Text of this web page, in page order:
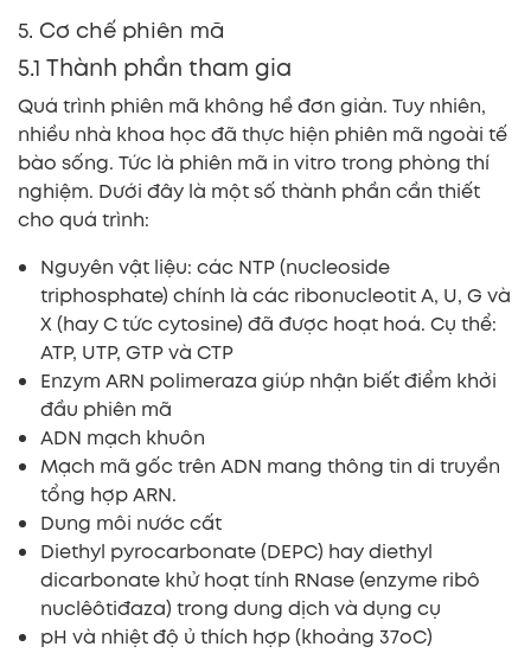
5. Cơ chế phiên mã
5.1 Thành phần tham gia
Quá trình phiên mã không hề đơn giản. Tuy nhiên,
nhiều nhà khoa học đã thực hiện phiên mã ngoài tế
bào sống. Tức là phiên mã in vitro trong phòng thí
nghiệm. Dưới đây là một số thành phần cần thiết
cho quá trình:
Nguyên vật liệu: các NTP (nucleoside
triphosphate) chính là các ribonucleotit A, U, G và
X (hay C tức cytosine) đã được hoạt hoá. Cụ thể:
ATP, UTP, GTP và CTP
Enzym ARN polimeraza giúp nhận biết điểm khởi
đầu phiên mã
ADN mạch khuôn
Mạch mã gốc trên ADN mang thông tin di truyền
tổng hợp ARN.
Dung môi nước cất
Diethyl pyrocarbonate (DEPC) hay diethyl
dicarbonate khử hoạt tính RNase (enzyme ribô
nuclêôtiđaza) trong dung dịch và dụng cụ
pH và nhiệt độ ủ thích hợp (khoảng 37oC)